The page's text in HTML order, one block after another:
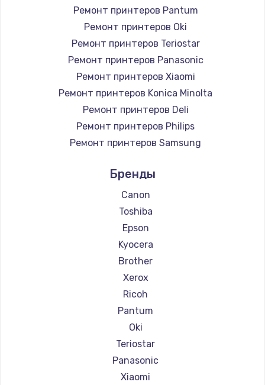
Ремонт принтеров Pantum
Ремонт принтеров Oki
Ремонт принтеров Teriostar
Ремонт принтеров Panasonic
Ремонт принтеров Xiaomi
Ремонт принтеров Konica Minolta
Ремонт принтеров Deli
Ремонт принтеров Philips
Ремонт принтеров Samsung
Ремонт принтеров Lexmark
Ремонт принтеров Sharp
Ремонт принтеров TSC
Ремонт принтеров Fujitsu
Ремонт принтеров Godex
Бренды
Canon
Toshiba
Epson
Kyocera
Brother
Xerox
Ricoh
Pantum
Oki
Teriostar
Panasonic
Xiaomi